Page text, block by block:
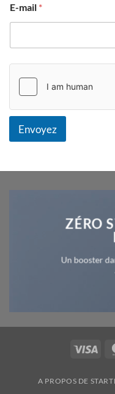
m
V
t
E-mail *
Envoyez
ZÉRO
Un booster
Visa
A PROPOS DE